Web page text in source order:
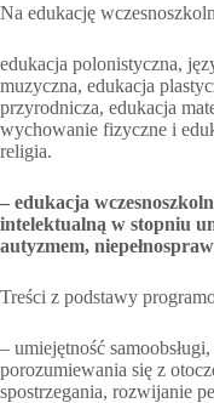
Na edukację
edukacja polonistyczna,
muzyczna, edukacja
przyrodnicza, edukacja
wychowanie fizyczne i
religia.
– edukacja
intelektualną w stopniu
autyzmem,
Treści z podstawy
– umiejętność
porozumiewania się z
spostrzegania, rozwijanie